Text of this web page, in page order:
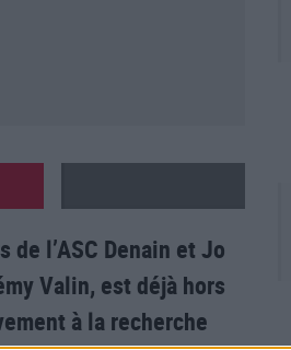
l’ASC Denain et Jo
Valin, est déjà hors
à la recherche